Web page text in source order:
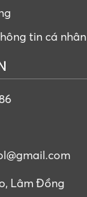
tin cá nhân
Lâm Đồng